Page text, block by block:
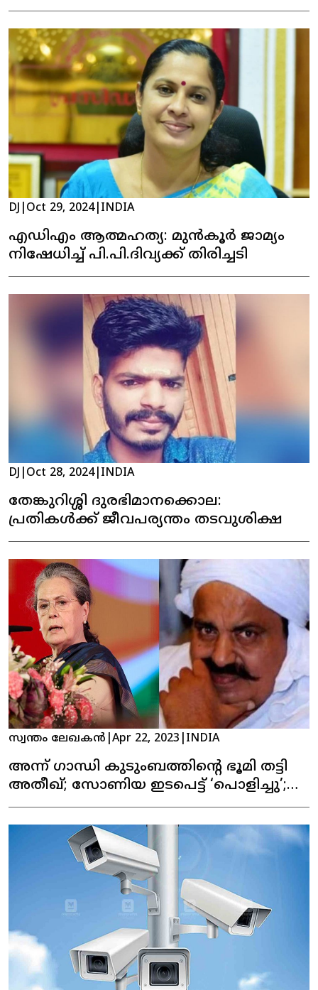
DJ Oct 29, 2024| INDIA
എഡിഎം ആത്മഹത്യ: മുൻകൂർ ജാമ്യം
നിഷേധിച്ച് പി.പി.ദിവ്യക്ക് തിരിച്ചടി
DJ Oct 28, 2024| INDIA
തേങ്കുറിശ്ശി ദുരഭിമാനക്കൊല:
പ്രതികള്‍ക്ക് ജീവപര്യന്തം തടവുശിക്ഷ
സ്വന്തം ലേഖകൻ Apr 22, 2023 INDIA
അന്ന് ഗാന്ധി കുടുംബത്തിന്റെ ഭൂമി തട്ടി
അതീഖ്; സോണിയ ഇടപെട്ട് ‘പൊളിച്ചു’;
റിപ്പോര്‍ട്ട്